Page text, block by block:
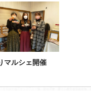
マルシェ開催